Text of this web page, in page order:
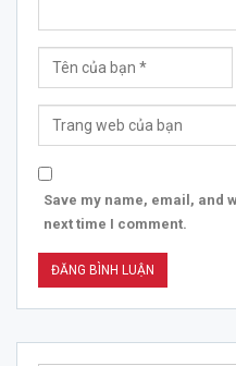
Save my name, email, and
next time I comment.